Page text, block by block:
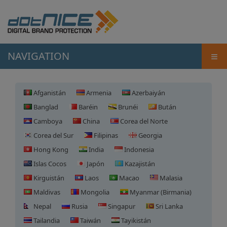
NAVIGATION ≡
Afganistán Armenia
Azerbaiyán
Banglad
Baréin Brunéi
Bután
Camboya
China
Corea del Norte
Corea del Sur
Filipinas
Georgia
Hong Kong
India
Indonesia
Islas Cocos
Japón
Kazajistán
Kirguistán
Laos Macao
Malasia
Maldivas
Mongolia
Myanmar (Birmania)
Nepal
Rusia Singapur
Sri Lanka
Tailandia
Taiwán
Tayikistán